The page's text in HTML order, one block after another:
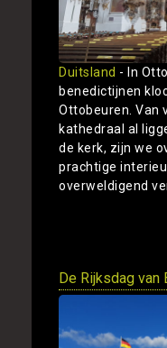
Duitsland - In
benedictijnen
Ottobeuren. Van
kathedraal al
de kerk, zijn we
prachtige
overweldigend
De Rijksdag van